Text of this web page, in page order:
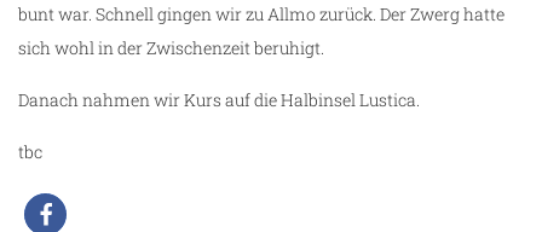
bunt war. Schnell gingen wir zu Allmo zurück. Der Zwerg hatte
sich wohl in der Zwischenzeit beruhigt.
Danach nahmen wir Kurs auf die Halbinsel Lustica.
tbc